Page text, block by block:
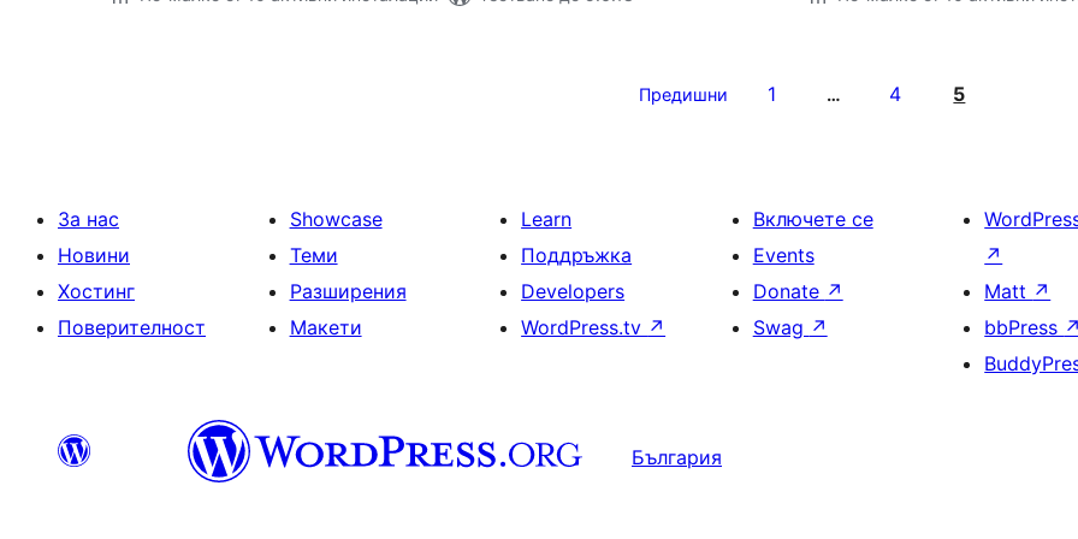
Предишни 1 … 4 5
За нас
Новини
Хостинг
Поверителност
Showcase
Теми
Разширения
Макети
Learn
Поддръжка
Developers
WordPress.tv ↗
Включете се
Events
Donate ↗
Swag ↗
↗
Matt ↗
bbPress ↗
България